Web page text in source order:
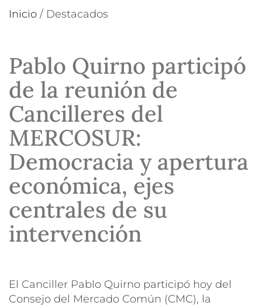
Inicio / Destacados
Pablo Quirno participó
de la reunión de
Cancilleres del
MERCOSUR:
Democracia y apertura
económica, ejes
centrales de su
intervención
El Canciller Pablo Quirno participó hoy del
Consejo del Mercado Común (CMC), la